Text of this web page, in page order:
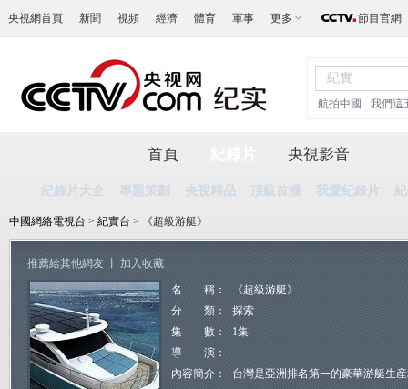
央視網首頁 新聞 視頻 經濟 體育 軍事 更多 節目官網
航拍中國 我們這
首頁
紀錄片大全 專題策劃 央視精品 頂級首播 我愛紀錄片
央視影音
中國網絡電視台 > 紀實台 > 《超級游艇》
推薦給其他網友 加入收藏
名 稱：
《超級游艇》
分 類：
探索
集 數：
1集
導 演：
內容簡介：
台灣是亞洲排名第一的豪華游艇生